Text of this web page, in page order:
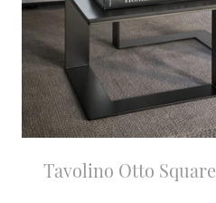
Tavolino Otto Square